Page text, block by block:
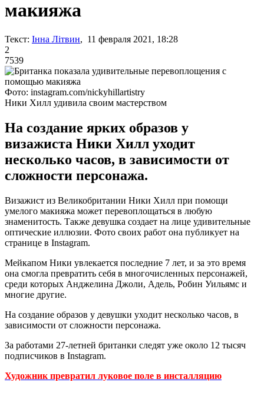
макияжа
Текст: Інна Літвин, 11 февраля 2021, 18:28
2
7539
Фото: instagram.com/nickyhillartistry
Ники Хилл удивила своим мастерством
На создание ярких образов у
визажиста Ники Хилл уходит
несколько часов, в зависимости от
сложности персонажа.
Визажист из Великобритании Ники Хилл при помощи
умелого макияжа может перевоплощаться в любую
знаменитость. Также девушка создает на лице удивительные
оптические иллюзии. Фото своих работ она публикует на
странице в Instagram.
Мейкапом Ники увлекается последние 7 лет, и за это время
она смогла превратить себя в многочисленных персонажей,
среди которых Анджелина Джоли, Адель, Робин Уильямс и
многие другие.
На создание образов у девушки уходит несколько часов, в
зависимости от сложности персонажа.
За работами 27-летней британки следят уже около 12 тысяч
подписчиков в Instagram.
Художник превратил луковое поле в инсталляцию